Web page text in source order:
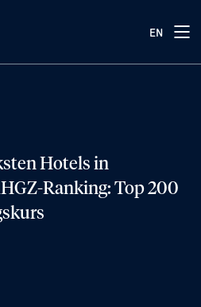
EN
Hotels in
Ranking: Top 200